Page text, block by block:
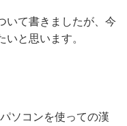
いて書きましたが、今
と思います。
ソコンを使っての漢